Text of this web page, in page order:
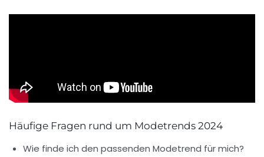
Häufige Fragen rund um Modetrends 2024
Wie finde ich den passenden Modetrend für mich?